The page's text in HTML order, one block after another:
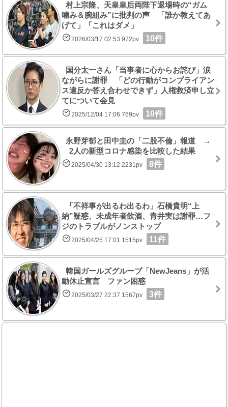
村上宗隆、天皇皇后両陛下退場時の“ガム
噛み＆腕組み”に批判の声 「誰か教えてあ
げて」「これはダメ」
2026/03/17 02:53 972pv 10件
国分太一さん「当事者に心からお詫び」涙
ながらに謝罪 「どの行動がコンプライアン
ス違反か答え合わせできず」人権救済申し立
てについて会見
2025/12/04 17:06 769pv 10件
永野芽郁と田中圭の「二股不倫」報道 →
2人の新型コロナ感染を比較した結果
2025/04/30 13:12 2231pv 8件
「不祥事が出るわ出るわ」石橋貴明“上
納”疑惑、未成年者飲酒、青井実は謝罪…フ
ジのトラブルがノンストップ
2025/04/25 17:01 1515pv 11件
韓国ガールズグループ「NewJeans」が活
動休止宣言 ファン困惑
2025/03/27 22:37 1567pv 3件